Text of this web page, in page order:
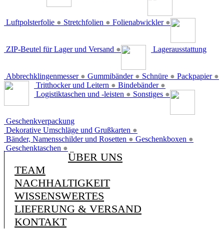
Luftpolsterfolie ● Stretchfolien ● Folienabwickler ●
ZIP-Beutel für Lager und Versand ●
Abbrechklingenmesser ● Gummibänder ● Schnüre ● Packpapier ●
Lagerausstattung
Tritthocker und Leitern ● Bindebänder ●
Logistiktaschen und -leisten ● Sonstiges ●
Geschenkverpackung
Dekorative Umschläge und Grußkarten ●
Bänder, Namensschilder und Rosetten ● Geschenkboxen ●
Geschenktaschen ●
ÜBER UNS
TEAM
NACHHALTIGKEIT
WISSENSWERTES
LIEFERUNG & VERSAND
KONTAKT